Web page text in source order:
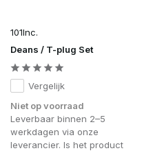
101Inc.
Deans / T-plug Set
Vergelijk
Niet op voorraad
Leverbaar binnen 2–5
werkdagen via onze
leverancier. Is het product